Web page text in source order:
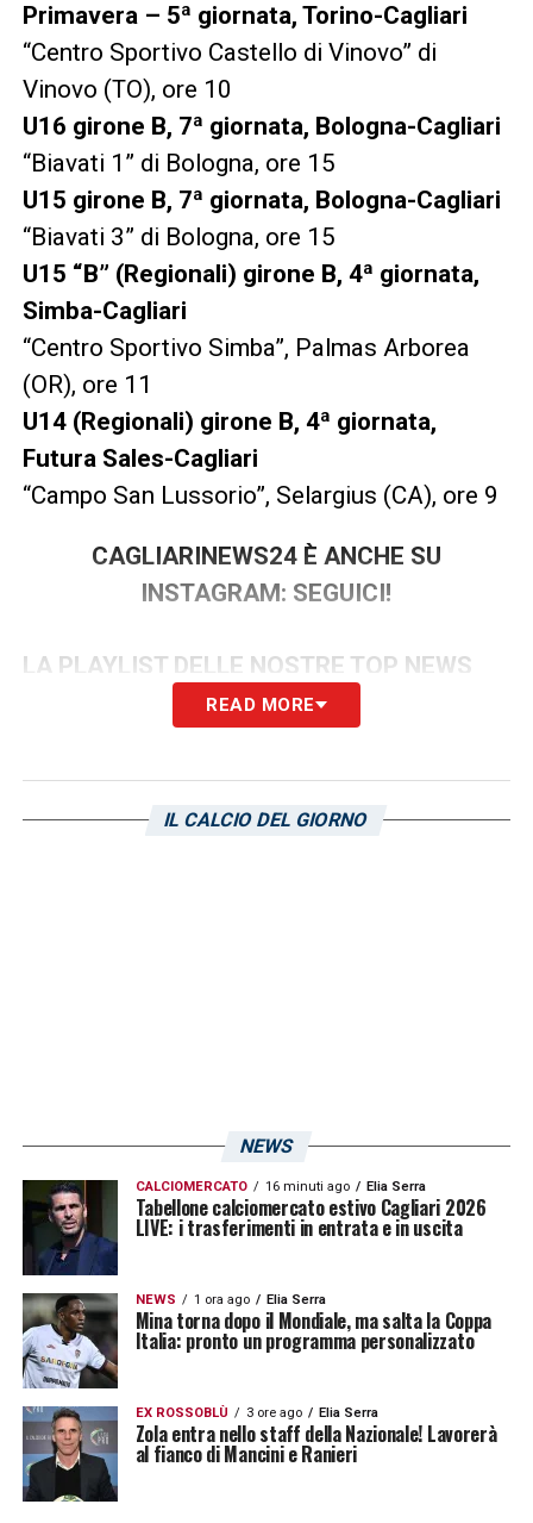
Primavera – 5ª giornata, Torino-Cagliari
“Centro Sportivo Castello di Vinovo” di
Vinovo (TO), ore 10
U16 girone B, 7ª giornata, Bologna-Cagliari
“Biavati 1” di Bologna, ore 15
U15 girone B, 7ª giornata, Bologna-Cagliari
“Biavati 3” di Bologna, ore 15
U15 “B” (Regionali) girone B, 4ª giornata,
Simba-Cagliari
“Centro Sportivo Simba”, Palmas Arborea
(OR), ore 11
U14 (Regionali) girone B, 4ª giornata,
Futura Sales-Cagliari
“Campo San Lussorio”, Selargius (CA), ore 9
CAGLIARINEWS24 È ANCHE SU
INSTAGRAM: SEGUICI!
LA PLAYLIST DELLE NOSTRE TOP NEWS
READ MORE
IL CALCIO DEL GIORNO
NEWS
CALCIOMERCATO 16 minuti ago Elia Serra
Tabellone calciomercato estivo Cagliari 2026
LIVE: i trasferimenti in entrata e in uscita
NEWS 1 ora ago Elia Serra
Mina torna dopo il Mondiale, ma salta la Coppa
Italia: pronto un programma personalizzato
EX ROSSOBLÙ 3 ore ago Elia Serra
Zola entra nello staff della Nazionale! Lavorerà
al fianco di Mancini e Ranieri